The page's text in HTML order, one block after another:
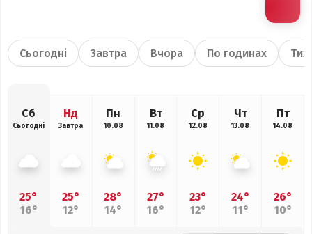
Сьогодні Завтра Вчора По годинах
Сб
Сьогодні
25°
16°
Нд
Завтра
25°
12°
Пн
10.08
28°
14°
Вт
11.08
27°
16°
Ср
12.08
23°
12°
Чт
13.08
24°
11°
Пт
14.08
26°
10°